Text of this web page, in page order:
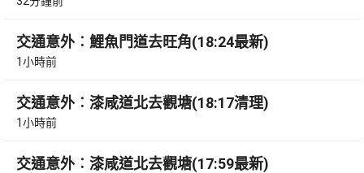
交通意外︰鯉魚門道去旺角(18:24最新)
1小時前
交通意外︰漆咸道北去觀塘(18:17清理)
1小時前
交通意外︰漆咸道北去觀塘(17:59最新)